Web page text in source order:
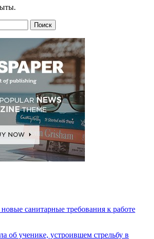
санитарные требования к работе
об ученике, устроившем стрельбу в